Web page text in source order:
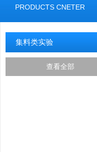
PRODUCTS CNETER
集料类实验
查看全部